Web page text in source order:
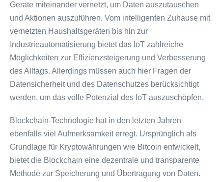
Geräte miteinander vernetzt, um Daten auszutauschen
und Aktionen auszuführen. Vom intelligenten Zuhause mit
vernetzten Haushaltsgeräten bis hin zur
Industrieautomatisierung bietet das IoT zahlreiche
Möglichkeiten zur Effizienzsteigerung und Verbesserung
des Alltags. Allerdings müssen auch hier Fragen der
Datensicherheit und des Datenschutzes berücksichtigt
werden, um das volle Potenzial des IoT auszuschöpfen.
Blockchain-Technologie hat in den letzten Jahren
ebenfalls viel Aufmerksamkeit erregt. Ursprünglich als
Grundlage für Kryptowährungen wie Bitcoin entwickelt,
bietet die Blockchain eine dezentrale und transparente
Methode zur Speicherung und Übertragung von Daten.